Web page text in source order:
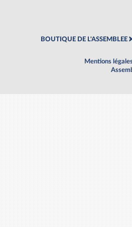
BOUTIQUE DE L'ASSEMBLEE
Mentions